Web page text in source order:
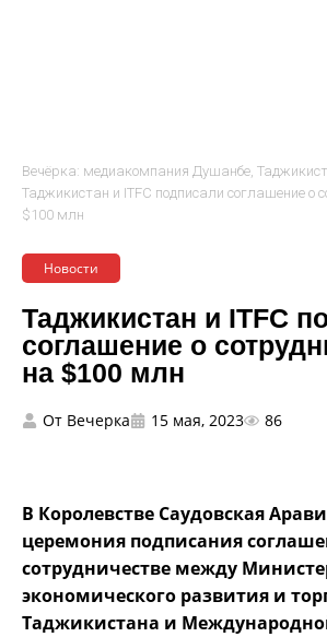
Вечёрка: медиакомпания Душанбе,
Таджикистан и ITFC подписали соглашение о
$100 млн
Новости
Таджикистан и ITFC
соглашение о
на $100 млн
От Вечерка 15 мая, 2023 86
В Королевстве Саудовская
церемония подписания
сотрудничестве между
экономического развития и
Таджикистана и